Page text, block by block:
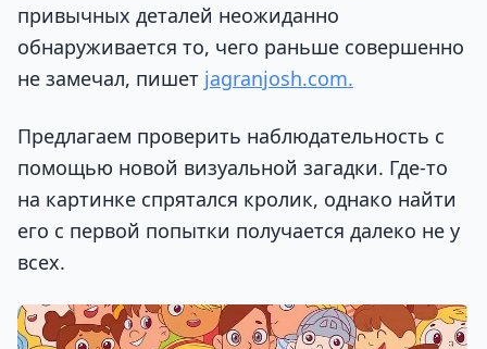
привычных деталей неожиданно
обнаруживается то, чего раньше совершенно
не замечал, пишет jagranjosh.com.
Предлагаем проверить наблюдательность с
помощью новой визуальной загадки. Где-то
на картинке спрятался кролик, однако найти
его с первой попытки получается далеко не у
всех.